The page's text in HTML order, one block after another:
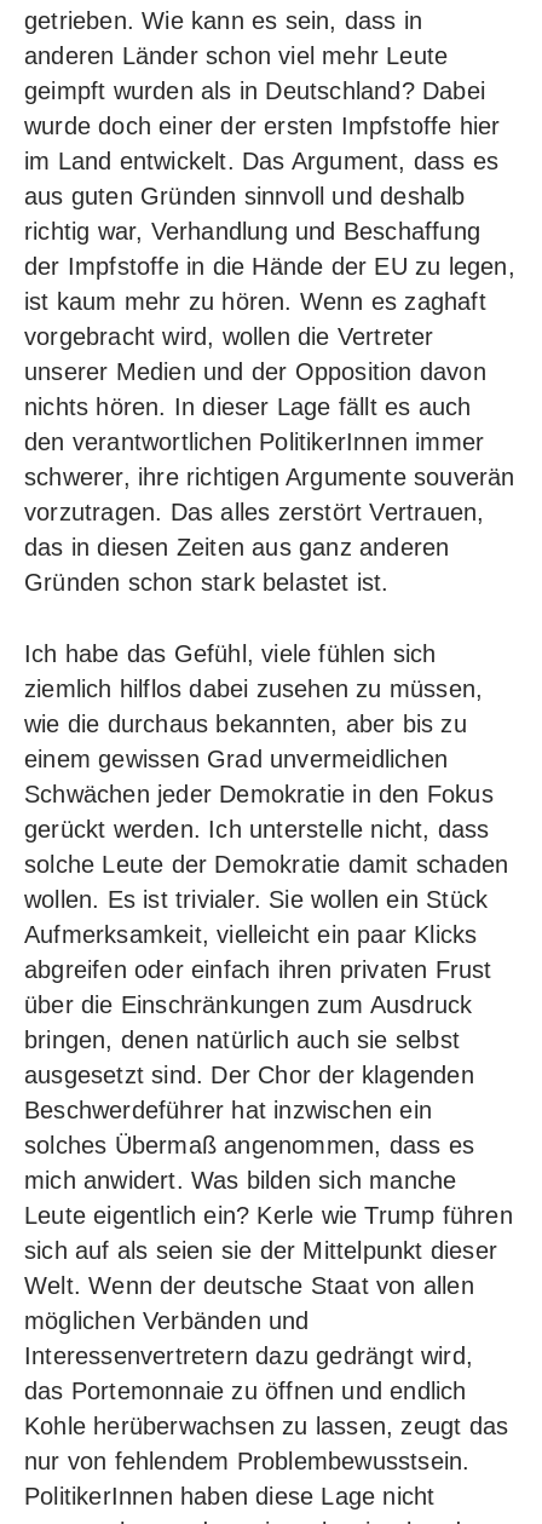
getrieben. Wie kann es sein, dass in
anderen Länder schon viel mehr Leute
geimpft wurden als in Deutschland? Dabei
wurde doch einer der ersten Impfstoffe hier
im Land entwickelt. Das Argument, dass es
aus guten Gründen sinnvoll und deshalb
richtig war, Verhandlung und Beschaffung
der Impfstoffe in die Hände der EU zu legen,
ist kaum mehr zu hören. Wenn es zaghaft
vorgebracht wird, wollen die Vertreter
unserer Medien und der Opposition davon
nichts hören. In dieser Lage fällt es auch
den verantwortlichen PolitikerInnen immer
schwerer, ihre richtigen Argumente souverän
vorzutragen. Das alles zerstört Vertrauen,
das in diesen Zeiten aus ganz anderen
Gründen schon stark belastet ist.
Ich habe das Gefühl, viele fühlen sich
ziemlich hilflos dabei zusehen zu müssen,
wie die durchaus bekannten, aber bis zu
einem gewissen Grad unvermeidlichen
Schwächen jeder Demokratie in den Fokus
gerückt werden. Ich unterstelle nicht, dass
solche Leute der Demokratie damit schaden
wollen. Es ist trivialer. Sie wollen ein Stück
Aufmerksamkeit, vielleicht ein paar Klicks
abgreifen oder einfach ihren privaten Frust
über die Einschränkungen zum Ausdruck
bringen, denen natürlich auch sie selbst
ausgesetzt sind. Der Chor der klagenden
Beschwerdeführer hat inzwischen ein
solches Übermaß angenommen, dass es
mich anwidert. Was bilden sich manche
Leute eigentlich ein? Kerle wie Trump führen
sich auf als seien sie der Mittelpunkt dieser
Welt. Wenn der deutsche Staat von allen
möglichen Verbänden und
Interessenvertretern dazu gedrängt wird,
das Portemonnaie zu öffnen und endlich
Kohle herüberwachsen zu lassen, zeugt das
nur von fehlendem Problembewusstsein.
PolitikerInnen haben diese Lage nicht